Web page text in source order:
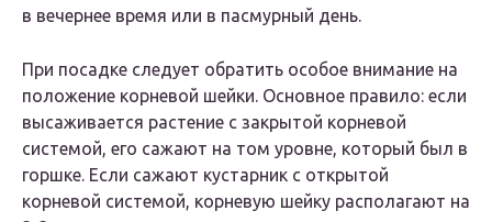
в вечернее время или в пасмурный день.
При посадке следует обратить особое внимание на
положение корневой шейки. Основное правило: если
высаживается растение с закрытой корневой
системой, его сажают на том уровне, который был в
горшке. Если сажают кустарник с открытой
корневой системой, корневую шейку располагают на